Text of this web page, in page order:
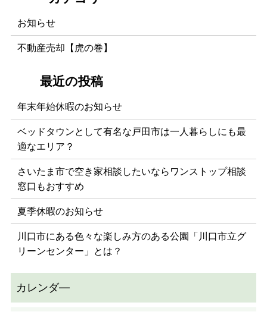
お知らせ
不動産売却【虎の巻】
年末年始休暇のお知らせ
ベッドタウンとして有名な戸田市は一人暮らしにも最
適なエリア？
さいたま市で空き家相談したいならワンストップ相談
窓口もおすすめ
夏季休暇のお知らせ
川口市にある色々な楽しみ方のある公園「川口市立グ
リーンセンター」とは？